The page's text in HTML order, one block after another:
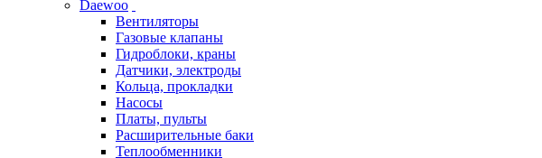
Daewoo
Вентиляторы
Газовые клапаны
Гидроблоки, краны
Датчики, электроды
Кольца, прокладки
Насосы
Платы, пульты
Расширительные баки
Теплообменники